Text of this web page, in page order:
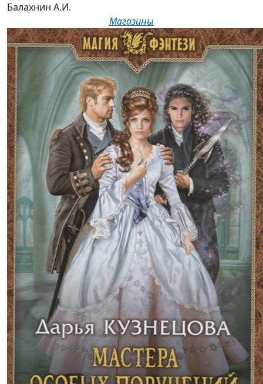
Балахнин А.И.
Магазины